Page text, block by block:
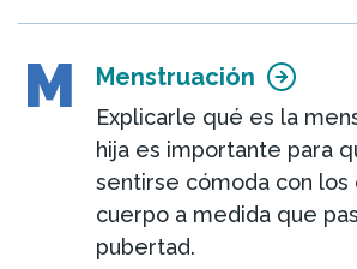
M Menstruación
Explicarle qué es la
hija es importante para
sentirse cómoda con los
cuerpo a medida que
pubertad.